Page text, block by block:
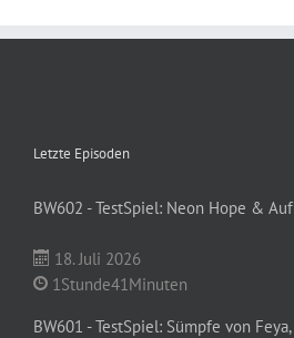
Letzte Episoden
BW602 - TestSpiel: Neon Hope &
18. Juli 2026
1Stunde41Minuten
BW601 - TestSpiel: Sümpfe von